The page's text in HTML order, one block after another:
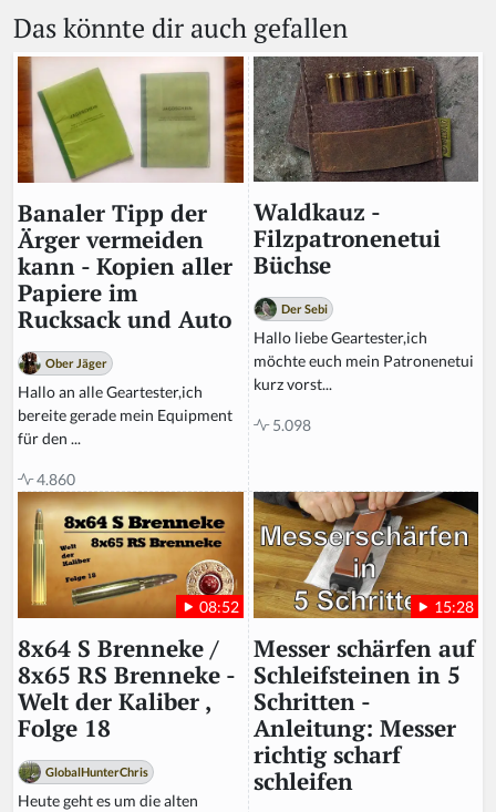
h
u
a
n,
n
o
r
t
hi
s
fi
d
Das könnte dir auch gefallen
Banaler Tipp der
Ärger vermeiden
kann - Kopien aller
Papiere im
Rucksack und Auto
Ober Jäger
Hallo an alle Geartester,ich
bereite gerade mein Equipment
für den ...
4.860
Waldkauz -
Filzpatronenetui
Büchse
Der Sebi
Hallo liebe Geartester,ich
möchte euch mein Patronenetui
kurz vorst...
5.098
08:52
8x64 S Brenneke /
8x65 RS Brenneke -
Welt der Kaliber ,
Folge 18
GlobalHunterChris
Heute geht es um die alten
15:28
Messer schärfen auf
Schleifsteinen in 5
Schritten -
Anleitung: Messer
richtig scharf
schleifen